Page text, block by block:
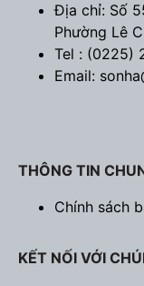
Địa chỉ: Số
Phường Lê
Tel : (0225)
Email:
THÔNG TIN
Chính sách
KẾT NỐI VỚI